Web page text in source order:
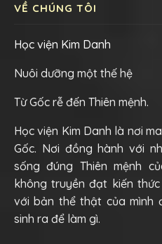
VỀ CHÚNG TÔI
Học viện Kim Danh
Nuôi dưỡng một thế hệ
Từ Gốc rễ đến Thiên mệnh.
Học viện Kim Danh là nơi
Gốc. Nơi đồng hành với
sống đúng Thiên mệnh
không truyền đạt kiến
với bản thể thật của mình
sinh ra để làm gì.